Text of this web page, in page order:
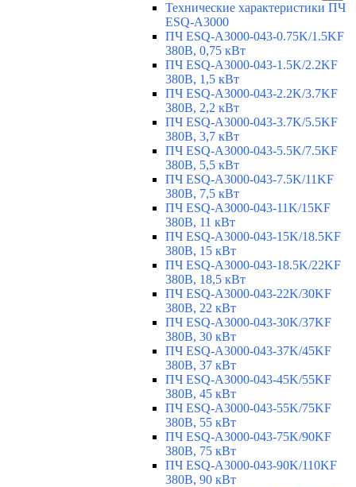
Технические характеристики ПЧ
ESQ-A3000
ПЧ ESQ-A3000-043-0.75K/1.5KF
380В, 0,75 кВт
ПЧ ESQ-A3000-043-1.5K/2.2KF
380В, 1,5 кВт
ПЧ ESQ-A3000-043-2.2K/3.7KF
380В, 2,2 кВт
ПЧ ESQ-A3000-043-3.7K/5.5KF
380В, 3,7 кВт
ПЧ ESQ-A3000-043-5.5K/7.5KF
380В, 5,5 кВт
ПЧ ESQ-A3000-043-7.5K/11KF
380В, 7,5 кВт
ПЧ ESQ-A3000-043-11K/15KF
380В, 11 кВт
ПЧ ESQ-A3000-043-15K/18.5KF
380В, 15 кВт
ПЧ ESQ-A3000-043-18.5K/22KF
380В, 18,5 кВт
ПЧ ESQ-A3000-043-22K/30KF
380В, 22 кВт
ПЧ ESQ-A3000-043-30K/37KF
380В, 30 кВт
ПЧ ESQ-A3000-043-37K/45KF
380В, 37 кВт
ПЧ ESQ-A3000-043-45K/55KF
380В, 45 кВт
ПЧ ESQ-A3000-043-55K/75KF
380В, 55 кВт
ПЧ ESQ-A3000-043-75K/90KF
380В, 75 кВт
ПЧ ESQ-A3000-043-90K/110KF
380В, 90 кВт